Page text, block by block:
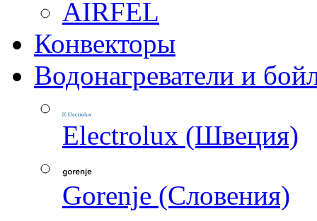
AIRFEL
Конвекторы
Водонагреватели и
Electrolux (Швеция)
Gorenje (Словения)